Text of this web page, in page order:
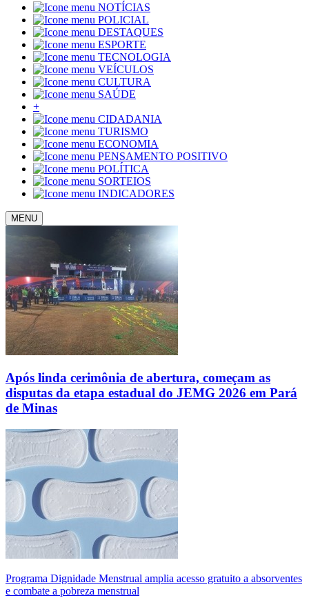
NOTÍCIAS
POLICIAL
DESTAQUES
ESPORTE
TECNOLOGIA
VEÍCULOS
CULTURA
SAÚDE
+
CIDADANIA
TURISMO
ECONOMIA
PENSAMENTO POSITIVO
POLÍTICA
SORTEIOS
INDICADORES
MENU
Após linda cerimônia de abertura, começam as
disputas da etapa estadual do JEMG 2026 em Pará
de Minas
Programa Dignidade Menstrual amplia acesso gratuito a absorventes
e combate a pobreza menstrual